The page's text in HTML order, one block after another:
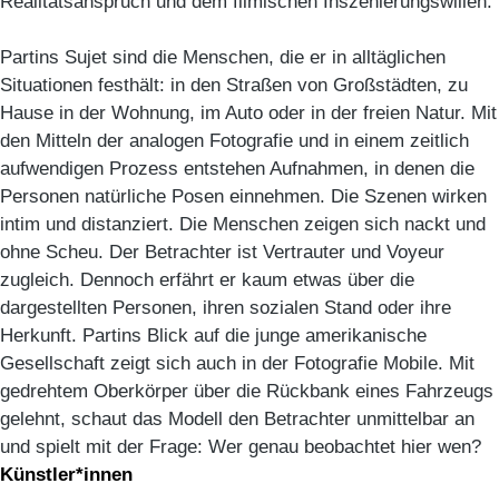
Partins Sujet sind die Menschen, die er in alltäglichen
Situationen festhält: in den Straßen von Großstädten, zu
Hause in der Wohnung, im Auto oder in der freien Natur. Mit
den Mitteln der analogen Fotografie und in einem zeitlich
aufwendigen Prozess entstehen Aufnahmen, in denen die
Personen natürliche Posen einnehmen. Die Szenen wirken
intim und distanziert. Die Menschen zeigen sich nackt und
ohne Scheu. Der Betrachter ist Vertrauter und Voyeur
zugleich. Dennoch erfährt er kaum etwas über die
dargestellten Personen, ihren sozialen Stand oder ihre
Herkunft. Partins Blick auf die junge amerikanische
Gesellschaft zeigt sich auch in der Fotografie Mobile. Mit
gedrehtem Oberkörper über die Rückbank eines Fahrzeugs
gelehnt, schaut das Modell den Betrachter unmittelbar an
und spielt mit der Frage: Wer genau beobachtet hier wen?
Künstler*innen